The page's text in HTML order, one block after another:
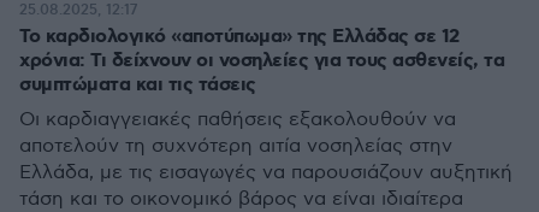
Το καρδιολογικό «αποτύπωμα» της Ελλάδας σε 12
χρόνια: Τι δείχνουν οι νοσηλείες για τους ασθενείς, τα
συμπτώματα και τις τάσεις
Οι καρδιαγγειακές παθήσεις εξακολουθούν να
αποτελούν τη συχνότερη αιτία νοσηλείας στην
Ελλάδα, με τις εισαγωγές να παρουσιάζουν αυξητική
τάση και το οικονομικό βάρος να είναι ιδιαίτερα
25.08.2025, 12:17